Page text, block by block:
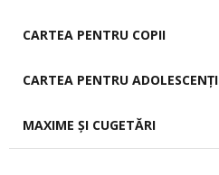
CARTEA PENTRU COPII
CARTEA PENTRU ADOLESCENȚI
MAXIME ȘI CUGETĂRI